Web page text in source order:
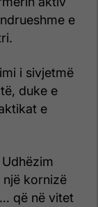
e
i sivjetmë
duke e
e
kornizë
që në vitet